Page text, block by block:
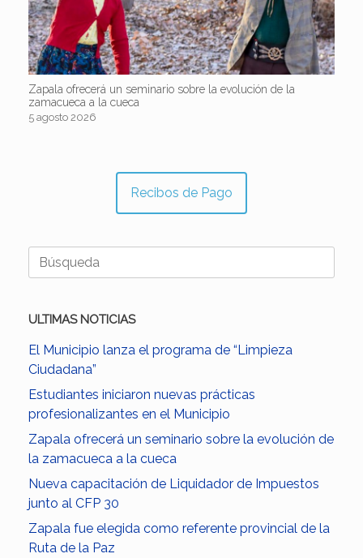
Zapala ofrecerá un seminario sobre la evolución de la
zamacueca a la cueca
5 agosto 2026
Recibos de Pago
Buscar:
ULTIMAS NOTICIAS
El Municipio lanza el programa de “Limpieza
Ciudadana”
Estudiantes iniciaron nuevas prácticas
profesionalizantes en el Municipio
Zapala ofrecerá un seminario sobre la evolución de
la zamacueca a la cueca
Nueva capacitación de Liquidador de Impuestos
junto al CFP 30
Zapala fue elegida como referente provincial de la
Ruta de la Paz